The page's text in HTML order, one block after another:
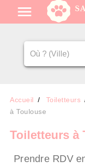
Accueil Toiletteurs
à Toulouse
Toiletteurs à
Prendre RDV